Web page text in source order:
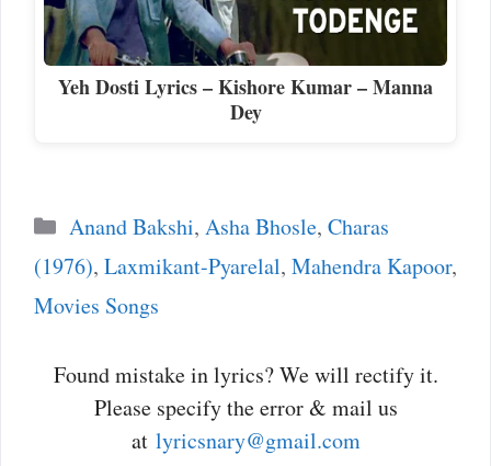
Yeh Dosti Lyrics – Kishore Kumar – Manna
Dey
Categories
Anand Bakshi, Asha Bhosle, Charas
(1976), Laxmikant-Pyarelal, Mahendra Kapoor,
Movies Songs
Found mistake in lyrics? We will rectify it.
Please specify the error & mail us
at lyricsnary@gmail.com